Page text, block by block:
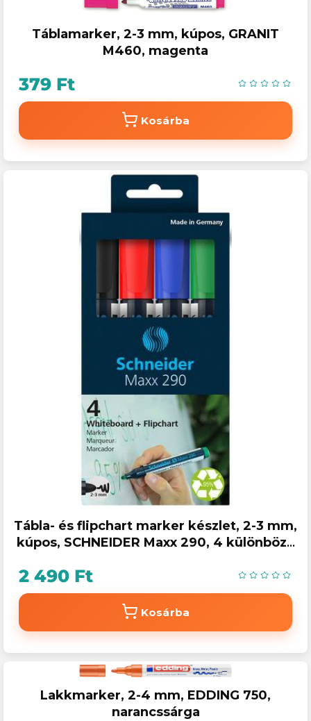
Táblamarker, 2-3 mm, kúpos, GRANIT
M460, magenta
379 Ft
Kosárba
Tábla- és flipchart marker készlet, 2-3 mm,
kúpos, SCHNEIDER Maxx 290, 4 különböző
2 490 Ft
Kosárba
Lakkmarker, 2-4 mm, EDDING 750,
narancssárga